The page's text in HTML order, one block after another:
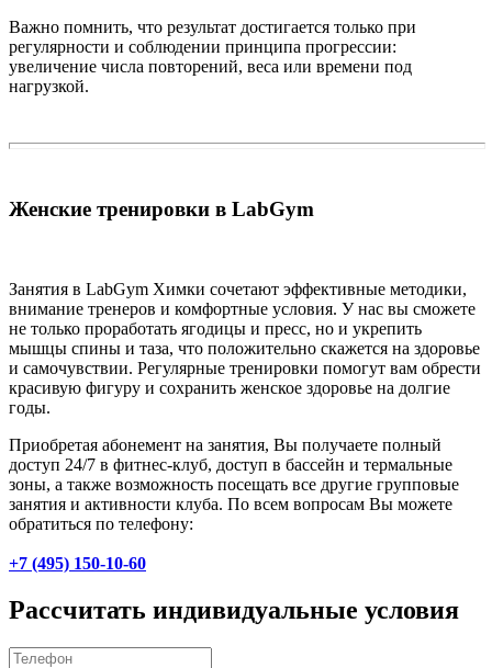
Важно помнить, что результат достигается только при
регулярности и соблюдении принципа прогрессии:
увеличение числа повторений, веса или времени под
нагрузкой.
Женские тренировки в LabGym
Занятия в LabGym Химки сочетают эффективные методики,
внимание тренеров и комфортные условия. У нас вы сможете
не только проработать ягодицы и пресс, но и укрепить
мышцы спины и таза, что положительно скажется на здоровье
и самочувствии. Регулярные тренировки помогут вам обрести
красивую фигуру и сохранить женское здоровье на долгие
годы.
Приобретая абонемент на занятия, Вы получаете полный
доступ 24/7 в фитнес-клуб, доступ в бассейн и термальные
зоны, а также возможность посещать все другие групповые
занятия и активности клуба. По всем вопросам Вы можете
обратиться по телефону:
+7 (495) 150-10-60
Рассчитать индивидуальные условия